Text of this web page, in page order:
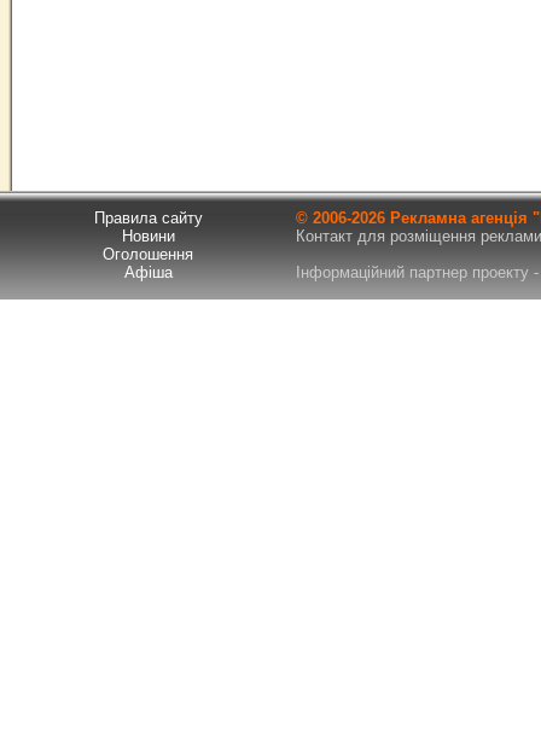
Правила сайту
Новини
Оголошення
Афіша
© 2006-2026 Рекламна
Контакт для розміщення
Інформаційний партнер проекту